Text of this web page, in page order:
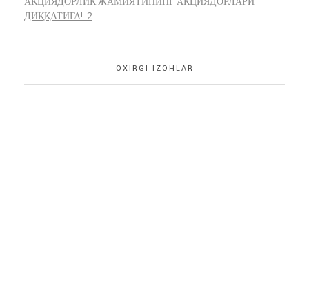
ДИҚҚАТИГА! 2
OXIRGI IZOHLAR